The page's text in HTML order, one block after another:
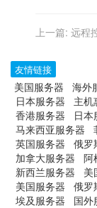
上一篇: 远程
友情链接
美国服务器 海外
日本服务器
主机
香港服务器
日本
马来西亚服务器
英国服务器
俄罗
加拿大服务器
阿
新西兰服务器
美
美国服务器
俄罗
埃及服务器
国外